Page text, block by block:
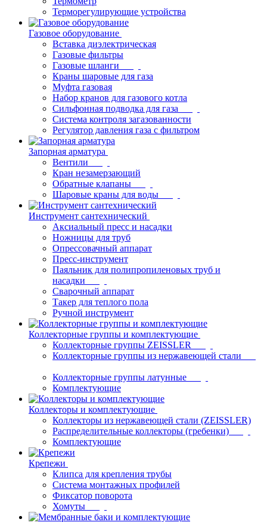
Терморегулирующие устройства
Газовое оборудование
Вставка диэлектрическая
Газовые фильтры
Газовые шланги
Краны шаровые для газа
Муфта газовая
Набор кранов для газового котла
Сильфонная подводка для газа
Система контроля загазованности
Регулятор давления газа с фильтром
Запорная арматура
Вентили
Кран незамерзающий
Обратные клапаны
Шаровые краны для воды
Инструмент сантехнический
Аксиальный пресс и насадки
Ножницы для труб
Опрессовачный аппарат
Пресс-инструмент
Паяльник для полипропиленовых труб и
насадки
Сварочный аппарат
Такер для теплого пола
Ручной инструмент
Коллекторные группы и комплектующие
Коллекторные группы ZEISSLER
Коллекторные группы из нержавеющей стали
Коллекторные группы латунные
Комплектующие
Коллекторы и комплектующие
Коллекторы из нержавеющей стали (ZEISSLER)
Распределительные коллекторы (гребенки)
Комплектующие
Крепежи
Клипса для крепления трубы
Система монтажных профилей
Фиксатор поворота
Хомуты